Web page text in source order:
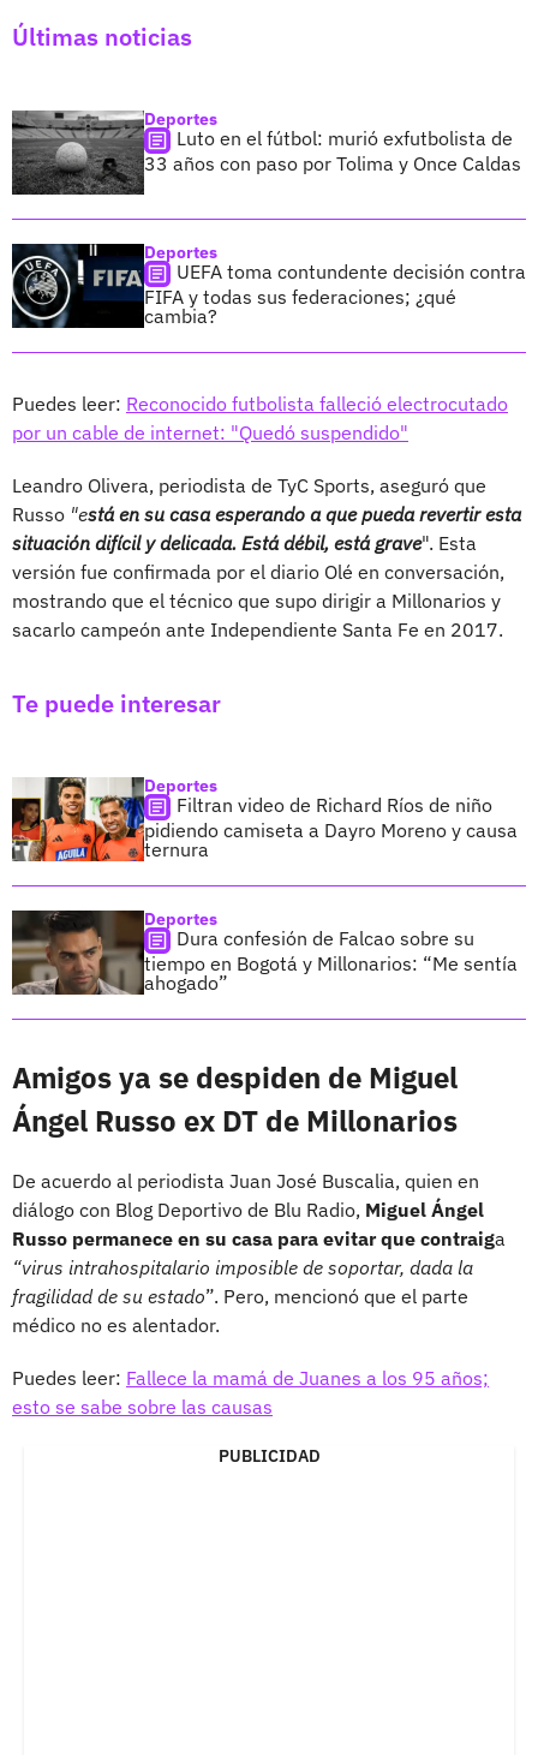
Últimas noticias
Deportes
Luto en el fútbol: murió exfutbolista de
33 años con paso por Tolima y Once Caldas
Deportes
UEFA toma contundente decisión contra
FIFA y todas sus federaciones; ¿qué
cambia?
Puedes leer: Reconocido futbolista falleció electrocutado
por un cable de internet: "Quedó suspendido"
Leandro Olivera, periodista de TyC Sports, aseguró que
Russo "está en su casa esperando a que pueda revertir esta
situación difícil y delicada. Está débil, está grave". Esta
versión fue confirmada por el diario Olé en conversación,
mostrando que el técnico que supo dirigir a Millonarios y
sacarlo campeón ante Independiente Santa Fe en 2017.
Te puede interesar
Deportes
Filtran video de Richard Ríos de niño
pidiendo camiseta a Dayro Moreno y causa
ternura
Deportes
Dura confesión de Falcao sobre su
tiempo en Bogotá y Millonarios: “Me sentía
ahogado”
Amigos ya se despiden de Miguel
Ángel Russo ex DT de Millonarios
De acuerdo al periodista Juan José Buscalia, quien en
diálogo con Blog Deportivo de Blu Radio, Miguel Ángel
Russo permanece en su casa para evitar que contraiga
“virus intrahospitalario imposible de soportar, dada la
fragilidad de su estado”. Pero, mencionó que el parte
médico no es alentador.
Puedes leer: Fallece la mamá de Juanes a los 95 años;
esto se sabe sobre las causas
PUBLICIDAD